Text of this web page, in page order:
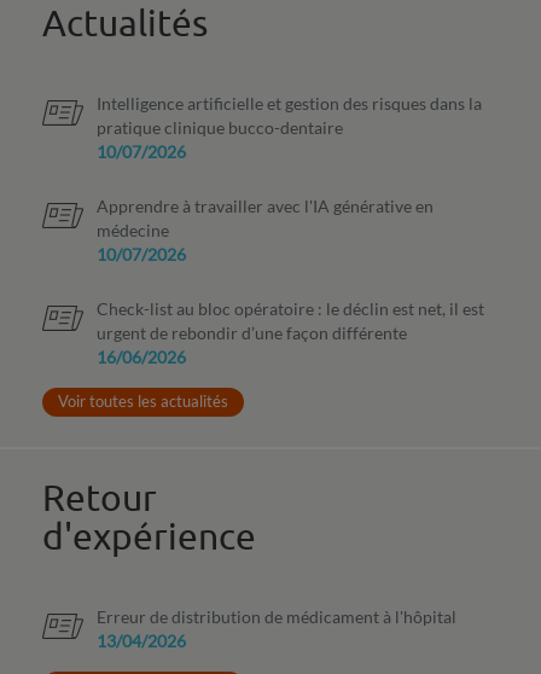
Actualités
Intelligence artificielle et gestion des risques dans la
pratique clinique bucco-dentaire
10/07/2026
Apprendre à travailler avec l'IA générative en
médecine
10/07/2026
Check-list au bloc opératoire : le déclin est net, il est
urgent de rebondir d’une façon différente
16/06/2026
Voir toutes les actualités
Retour
d'expérience
Erreur de distribution de médicament à l'hôpital
13/04/2026